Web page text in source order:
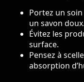
Portez un
un savon doux.
Évitez les
surface.
Pensez à
absorption